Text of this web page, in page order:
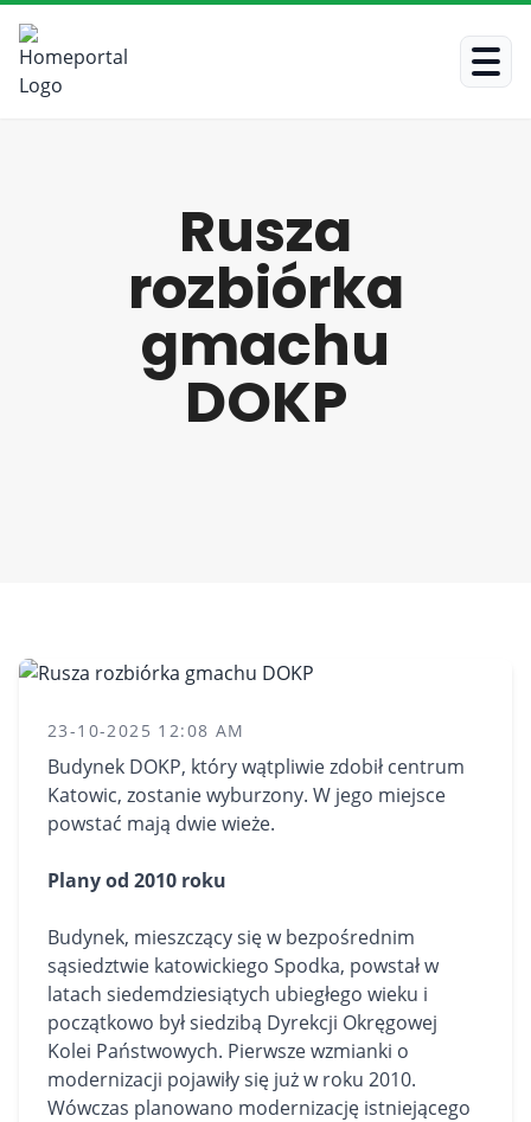
Rusza
rozbiórka
gmachu
DOKP
23-10-2025 12:08 AM
Budynek DOKP, który wątpliwie zdobił centrum
Katowic, zostanie wyburzony. W jego miejsce
powstać mają dwie wieże.
Plany od 2010 roku
Budynek, mieszczący się w bezpośrednim
sąsiedztwie katowickiego Spodka, powstał w
latach siedemdziesiątych ubiegłego wieku i
początkowo był siedzibą Dyrekcji Okręgowej
Kolei Państwowych. Pierwsze wzmianki o
modernizacji pojawiły się już w roku 2010.
Wówczas planowano modernizację istniejącego